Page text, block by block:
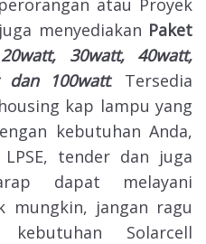
atau Proyek
menyediakan Paket
20watt, 30watt, 40watt,
dan 100watt. Tersedia
kap lampu yang
kebutuhan Anda,
tender dan juga
dapat melayani
mungkin, jangan ragu
Solarcell